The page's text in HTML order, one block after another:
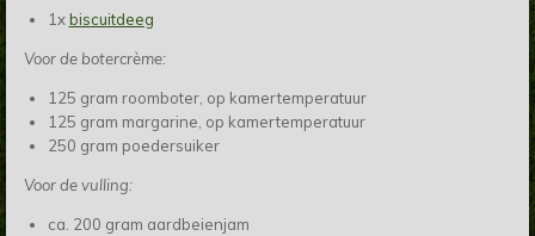
1xbiscuitdeeg
Voor de botercrème:
125 gram roomboter, op kamertemperatuur
125 gram margarine, op kamertemperatuur
250 gram poedersuiker
Voor de vulling:
ca. 200 gram aardbeienjam